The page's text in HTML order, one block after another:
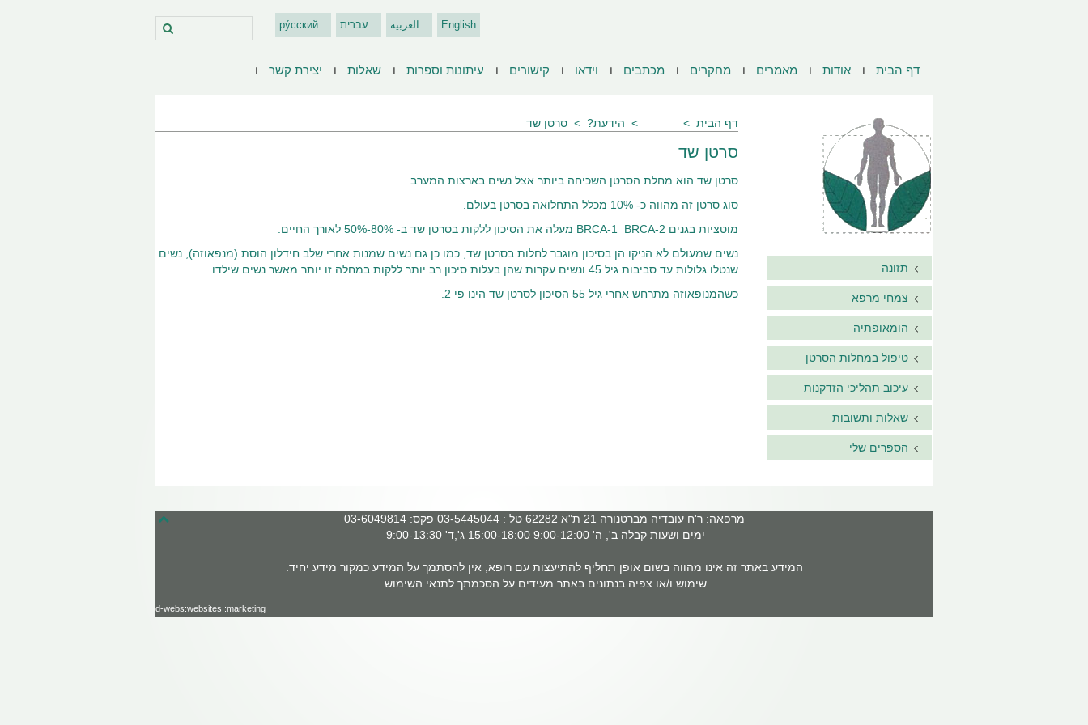
English العربية עברית ру́сский
דף הבית אודות מאמרים מחקרים מכתבים וידאו קישורים עיתונות וספרות שאלות יצירת קשר
דף הבית הידעת? סרטן שד
סרטן שד
סרטן שד הוא מחלת הסרטן השכיחה ביותר אצל נשים בארצות המערב.
סוג סרטן זה מהווה כ- 10% מכלל התחלואה בסרטן בעולם.
מוטציות בגנים BRCA-1 BRCA-2 מעלה את הסיכון ללקות בסרטן שד ב- 80%-50% לאורך החיים.
נשים שמעולם לא הניקו הן בסיכון מוגבר לחלות בסרטן שד, כמו כן גם נשים שמנות אחרי שלב חידלון הוסת (מנפאוזה), נשים
שנטלו גלולות עד סביבות גיל 45 ונשים עקרות שהן בעלות סיכון רב יותר ללקות במחלה זו יותר מאשר נשים שילדו.
כשהמנופאוזה מתרחש אחרי גיל 55 הסיכון לסרטן שד הינו פי 2.
תזונה
צמחי מרפא
הומאופתיה
טיפול במחלות הסרטן
עיכוב תהליכי הזדקנות
שאלות ותשובות
הספרים שלי
מרפאה: ר'ח עובדיה מברטנורה 21 ת"א 62282 טל : 03-5445044 פקס: 03-6049814
ימים ושעות קבלה ב', ה' 9:00-12:00 15:00-18:00 ג',ד' 9:00-13:30
המידע באתר זה אינו מהווה בשום אופן תחליף להתיעצות עם רופא, אין להסתמך על המידע כמקור מידע יחיד.
שימוש ו/או צפיה בנתונים באתר מעידים על הסכמתך לתנאי השימוש.
d-webs:websites :marketing